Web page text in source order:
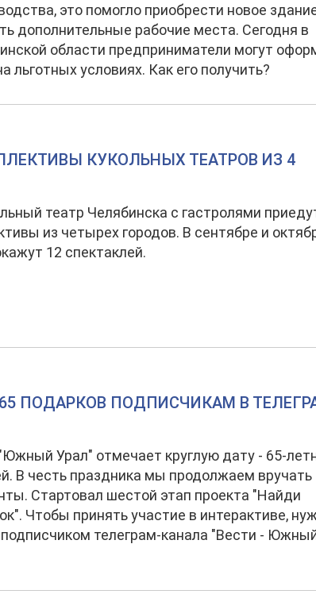
это помогло приобрести новое
дополнительные рабочие места. Сегодня в
области предприниматели могут
льготных условиях. Как его получить?
КУКОЛЬНЫХ ТЕАТРОВ ИЗ 4
театр Челябинска с гастролями
из четырех городов. В сентябре и
12 спектаклей.
ПОДАРКОВ ПОДПИСЧИКАМ В
Урал" отмечает круглую дату - 65-
В честь праздника мы продолжаем вручать
Стартовал шестой этап проекта "Найди
Чтобы принять участие в интерактиве,
подписчиком телеграм-канала "Вести -